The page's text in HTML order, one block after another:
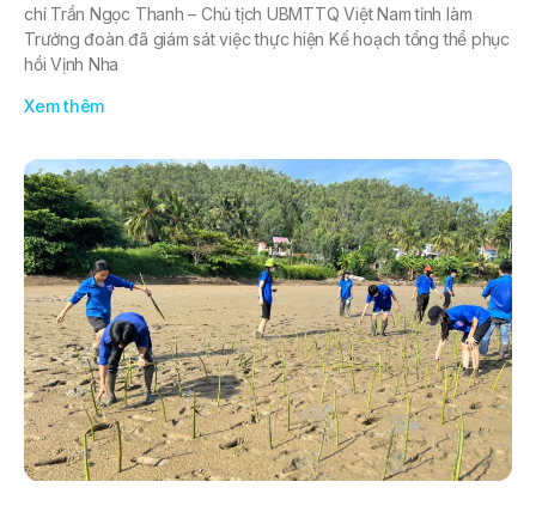
chí Trần Ngọc Thanh – Chủ tịch UBMTTQ Việt Nam tỉnh làm
Trưởng đoàn đã giám sát việc thực hiện Kế hoạch tổng thể phục
hồi Vịnh Nha
Xem thêm